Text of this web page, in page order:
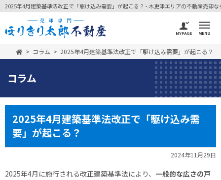
2025年4月建築基準法改正で「駆け込み需要」が起こる？ - 木更津エリアの不動産売却
コラム 2025年4月建築基準法改正で「駆け込み需要」が起こる？
コラム
2025年4月建築基準法改正で「駆け込み需
要」が起こる？
2024年11月29日
2025年4月に施行される改正建築基準法により、 一般的な広さの戸